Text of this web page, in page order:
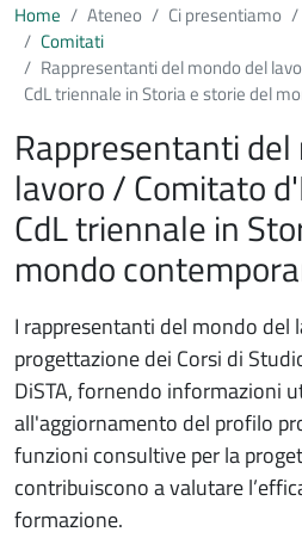
Home Ateneo Ci presentiamo
Comitati
Rappresentanti del mondo del
CdL triennale in Storia e storie del
Rappresentanti del
lavoro / Comitato
CdL triennale in
mondo
I rappresentanti del mondo del
progettazione dei Corsi di
DiSTA, fornendo informazioni
all'aggiornamento del profilo
funzioni consultive per la
contribuiscono a valutare
formazione.